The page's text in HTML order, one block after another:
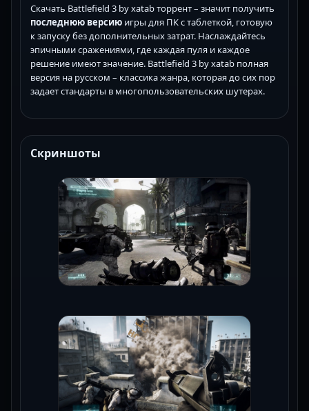
Скачать Battlefield 3 by xatab торрент – значит получить
последнюю версию игры для ПК с таблеткой, готовую
к запуску без дополнительных затрат. Наслаждайтесь
эпичными сражениями, где каждая пуля и каждое
решение имеют значение. Battlefield 3 by xatab полная
версия на русском – классика жанра, которая до сих пор
задает стандарты в многопользовательских шутерах.
Скриншоты